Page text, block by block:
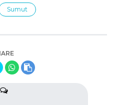
Sumut